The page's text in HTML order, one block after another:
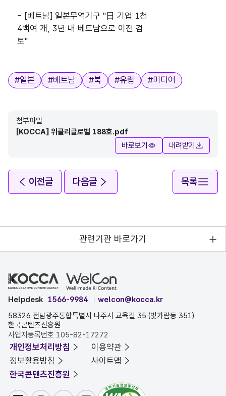
- [베트남] 일본무역기구 "日 기업 1천
4백여 개, 3년 내 베트남으로 이전 검
토"
태그
#일본 #베트남 #북 #유럽 #미디어
첨부파일
[KOCCA] 위클리글로벌 188호.pdf
바로보기
내려받기
이전글 다음글 목록
관련기관 바로가기
Helpdesk 1566-9984
welcon@kocca.kr
58326 전남광주통합특별시 나주시 교육길 35 (빛가람동 351)
한국콘텐츠진흥원
사업자등록번호 105-82-17272
개인정보처리방침
이용약관
정보활용방침
사이트맵
한국콘텐츠진흥원